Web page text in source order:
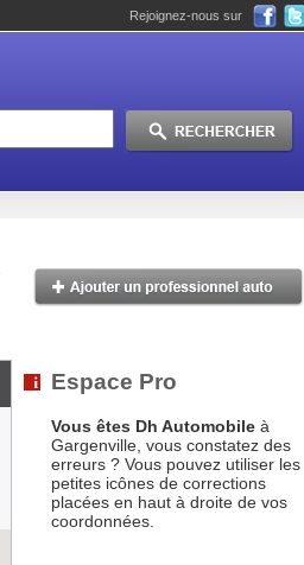
Rejoignez-nous sur
Espace Pro
Vous êtes Dh Automobile à
Gargenville, vous constatez des
erreurs ? Vous pouvez utiliser les
petites icônes de corrections
placées en haut à droite de vos
coordonnées.